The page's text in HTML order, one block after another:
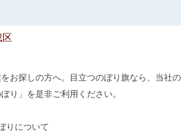
区
お探しの方へ。目立つのぼり旗なら、当社の
り」を是非ご利用ください。
りについて